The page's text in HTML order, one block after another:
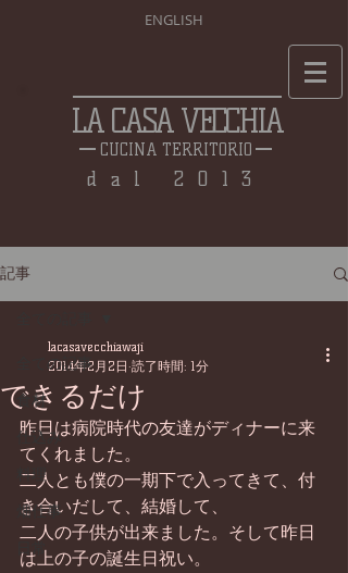
ENGLISH
LA CASA VECCHIA
CUCINA TERRITORIO
dal 2013
記事
全ての記事
食材
仕込み
料理
畑仕事
日常
できるだけ
lacasavecchiawaji
2014年2月2日 読了時間: 1分
昨日は病院時代の友達がディナーに来
てくれました。
二人とも僕の一期下で入ってきて、付
き合いだして、結婚して、
二人の子供が出来ました。そして昨日
は上の子の誕生日祝い。